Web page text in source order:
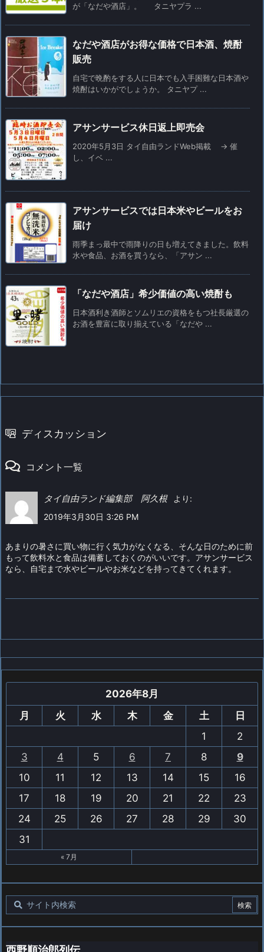
が「なだや酒店」。 タニヤプラ ...
なだや酒店がお得な価格で日本酒、焼酎
販売
自宅で晩酌をする人に日本でも入手困難な日本酒や
焼酎はいかがでしょうか。 タニヤプ ...
アサンサービス休日返上即売会
2020年5月3日 タイ自由ランドWeb掲載 -> 催
し、イベ ...
アサンサービスでは日本米やビールをお
届け
雨季まっ最中で雨降りの日も増えてきました。飲料
水や食品、お酒を買うなら、「アサン ...
「なだや酒店」希少価値の高い焼酎も
日本酒利き酒師とソムリエの資格をもつ社長厳選の
お酒を豊富に取り揃えている「なだや ...
ディスカッション
コメント一覧
タイ自由ランド編集部 阿久根
より:
2019年3月30日 3:26 PM
あまりの暑さに買い物に行く気力がなくなる、そんな日のために前
もって飲料水と食品は備蓄しておくのがいいです。アサンサービス
なら、自宅まで水やビールやお米などを持ってきてくれます。
2026年8月
月
火 水 木 金 土
日
1
2
3
4 5 6 7 8
9
10
11 12 13 14 15
16
17
18 19 20 21 22
23
24
25 26 27 28 29
30
31
« 7月